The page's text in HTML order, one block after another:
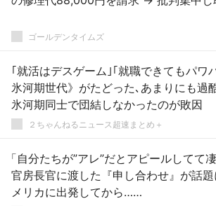
ゴールデンタイムズ
｢就活はデスゲーム｣｢就職できてもパワ
氷河期世代》がたどった､あまりにも過
氷河期同士で団結しなかったのが敗因
２ちゃんねるニュース超速まとめ＋
「自分たちが”アレ”だとアピールしてて
官房長官に渡した『申し合わせ』が話
メリカに出発してから……